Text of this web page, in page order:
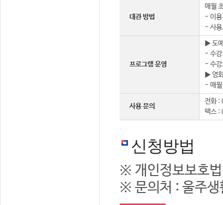
대관 방법
매월
- 이용
- 사용
프로그램 운영
▶ 도
- 수강
- 수강
▶ 영
- 매월
사용 문의
전화
팩스
신청방법
※ 개인정보보호
※ 문의처 : 울주